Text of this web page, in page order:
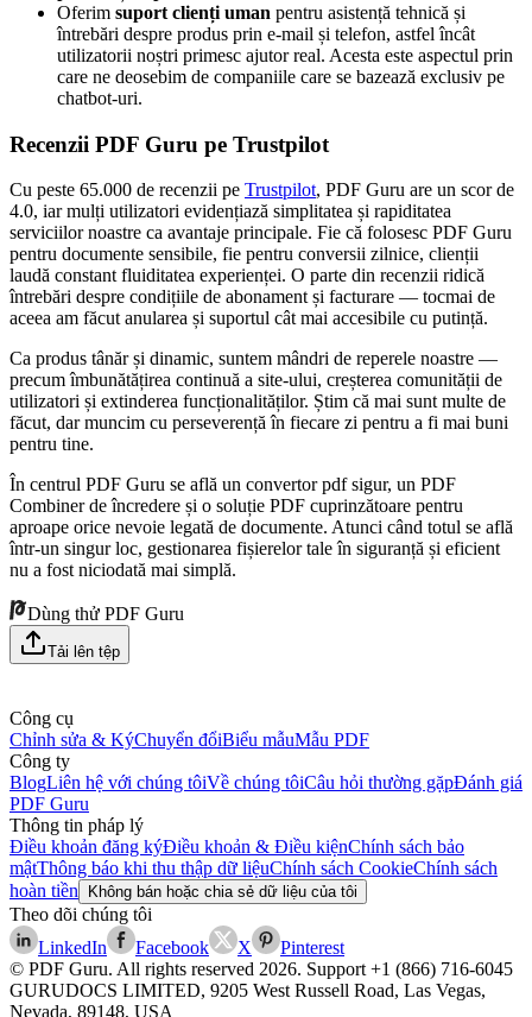
Oferim suport clienți uman pentru asistență tehnică și
întrebări despre produs prin e-mail și telefon, astfel încât
utilizatorii noștri primesc ajutor real. Acesta este aspectul prin
care ne deosebim de companiile care se bazează exclusiv pe
chatbot-uri.
Recenzii PDF Guru pe Trustpilot
Cu peste 65.000 de recenzii pe Trustpilot, PDF Guru are un scor de
4.0, iar mulți utilizatori evidențiază simplitatea și rapiditatea
serviciilor noastre ca avantaje principale. Fie că folosesc PDF Guru
pentru documente sensibile, fie pentru conversii zilnice, clienții
laudă constant fluiditatea experienței. O parte din recenzii ridică
întrebări despre condițiile de abonament și facturare — tocmai de
aceea am făcut anularea și suportul cât mai accesibile cu putință.
Ca produs tânăr și dinamic, suntem mândri de reperele noastre —
precum îmbunătățirea continuă a site-ului, creșterea comunității de
utilizatori și extinderea funcționalităților. Știm că mai sunt multe de
făcut, dar muncim cu perseverență în fiecare zi pentru a fi mai buni
pentru tine.
În centrul PDF Guru se află un convertor pdf sigur, un PDF
Combiner de încredere și o soluție PDF cuprinzătoare pentru
aproape orice nevoie legată de documente. Atunci când totul se află
într-un singur loc, gestionarea fișierelor tale în siguranță și eficient
nu a fost niciodată mai simplă.
Dùng thử PDF Guru
Tải lên tệp
Công cụ
Chỉnh sửa & KýChuyển đổiBiểu mẫuMẫu PDF
Công ty
BlogLiên hệ với chúng tôiVề chúng tôiCâu hỏi thường gặpĐánh giá
PDF Guru
Thông tin pháp lý
Điều khoản đăng kýĐiều khoản & Điều kiệnChính sách bảo
mậtThông báo khi thu thập dữ liệuChính sách CookieChính sách
hoàn tiền
Không bán hoặc chia sẻ dữ liệu của tôi
Theo dõi chúng tôi
LinkedIn
Facebook X
Pinterest
© PDF Guru. All rights reserved 2026. Support +1 (866) 716-6045
GURUDOCS LIMITED, 9205 West Russell Road, Las Vegas,
Nevada, 89148, USA